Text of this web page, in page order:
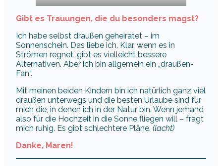
Gibt es Trauungen, die du besonders magst?
Ich habe selbst draußen geheiratet – im
Sonnenschein. Das liebe ich. Klar, wenn es in
Strömen regnet, gibt es vielleicht bessere
Alternativen. Aber ich bin allgemein ein „draußen-
Fan“.
Mit meinen beiden Kindern bin ich natürlich ganz viel
draußen unterwegs und die besten Urlaube sind für
mich die, in denen ich in der Natur bin. Wenn jemand
also für die Hochzeit in die Sonne fliegen will – fragt
mich ruhig. Es gibt schlechtere Pläne. (lacht)
Danke, Maren!